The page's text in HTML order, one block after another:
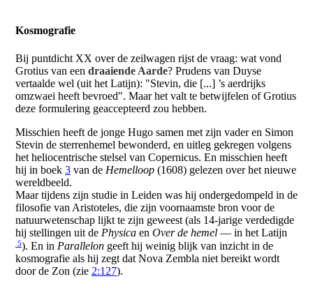
Kosmografie
Bij puntdicht XX over de zeilwagen rijst de vraag: wat vond
Grotius van een draaiende Aarde? Prudens van Duyse
vertaalde wel (uit het Latijn): "Stevin, die [...] ’s aerdrijks
omzwaei heeft bevroed". Maar het valt te betwijfelen of Grotius
deze formulering geaccepteerd zou hebben.
Misschien heeft de jonge Hugo samen met zijn vader en Simon
Stevin de sterrenhemel bewonderd, en uitleg gekregen volgens
het heliocentrische stelsel van Copernicus. En misschien heeft
hij in boek 3 van de Hemelloop (1608) gelezen over het nieuwe
wereldbeeld.
Maar tijdens zijn studie in Leiden was hij ondergedompeld in de
filosofie van Aristoteles, die zijn voornaamste bron voor de
natuurwetenschap lijkt te zijn geweest (als 14-jarige verdedigde
hij stellingen uit de Physica en Over de hemel — in het Latijn
5). En in Parallelon geeft hij weinig blijk van inzicht in de
kosmografie als hij zegt dat Nova Zembla niet bereikt wordt
door de Zon (zie 2:127).